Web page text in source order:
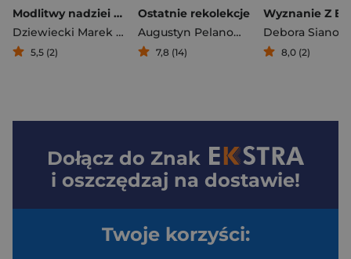
Modlitwy nadziei dla uzależnionych
Dziewiecki Marek ks
Ważny Tomasz ks
5,5 (2)
Ostatnie rekolekcje
Augustyn Pelanowski
7,8 (14)
Debora
8,0 (2)
Dołącz do Znak
i oszczędzaj na dostawie!
Twoje korzyści: